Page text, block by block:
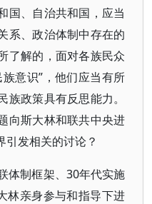
国、自治共和国，应当
系、政治体制中存在的
了解的，面对各族民众
意识”，他们应当有所
政策具有反思能力。
向斯大林和联共中央进
发相关的讨论？
体制框架、30年代实施
林亲身参与和指导下进